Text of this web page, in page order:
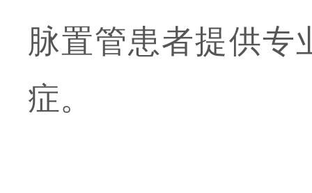
脉置管患者提供专
症。